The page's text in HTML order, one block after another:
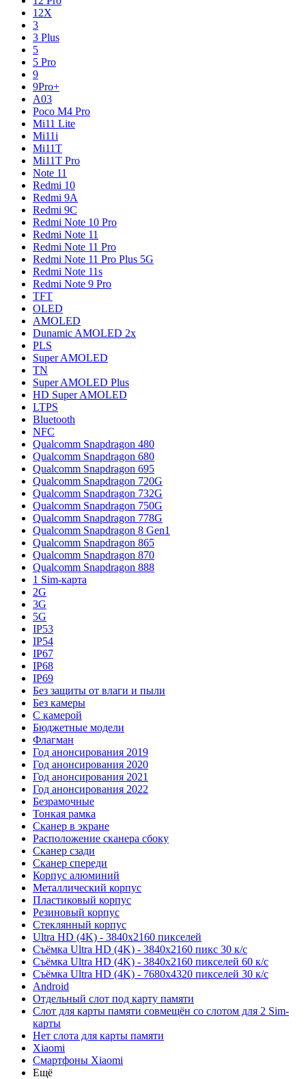
12X
3
3 Plus
5
5 Pro
9
9Pro+
A03
Poco M4 Pro
Mi11 Lite
Mi11i
Mi11T
Mi11T Pro
Note 11
Redmi 10
Redmi 9A
Redmi 9C
Redmi Note 10 Pro
Redmi Note 11
Redmi Note 11 Pro
Redmi Note 11 Pro Plus 5G
Redmi Note 11s
Redmi Note 9 Pro
TFT
OLED
AMOLED
Dunamic AMOLED 2x
PLS
Super AMOLED
TN
Super AMOLED Plus
HD Super AMOLED
LTPS
Bluetooth
NFC
Qualcomm Snapdragon 480
Qualcomm Snapdragon 680
Qualcomm Snapdragon 695
Qualcomm Snapdragon 720G
Qualcomm Snapdragon 732G
Qualcomm Snapdragon 750G
Qualcomm Snapdragon 778G
Qualcomm Snapdragon 8 Gen1
Qualcomm Snapdragon 865
Qualcomm Snapdragon 870
Qualcomm Snapdragon 888
1 Sim-карта
2G
3G
5G
IP53
IP54
IP67
IP68
IP69
Без защиты от влаги и пыли
Без камеры
С камерой
Бюджетные модели
Флагман
Год анонсирования 2019
Год анонсирования 2020
Год анонсирования 2021
Год анонсирования 2022
Безрамочные
Тонкая рамка
Сканер в экране
Расположение сканера сбоку
Сканер сзади
Сканер спереди
Корпус алюминий
Металлический корпус
Пластиковый корпус
Резиновый корпус
Стеклянный корпус
Ultra HD (4K) - 3840x2160 пикселей
Съёмка Ultra HD (4K) - 3840x2160 пикс 30 к/с
Съёмка Ultra HD (4K) - 3840x2160 пикселей 60 к/с
Съёмка Ultra HD (4K) - 7680x4320 пикселей 30 к/с
Android
Отдельный слот под карту памяти
Слот для карты памяти совмещён со слотом для 2 Sim-
карты
Нет слота для карты памяти
Xiaomi
Смартфоны Xiaomi
Ещё